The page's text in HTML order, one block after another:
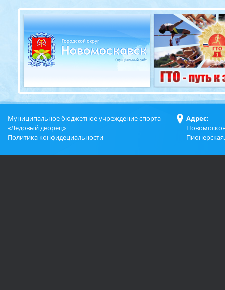
Муниципальное бюджетное учреждение спорта
«Ледовый дворец»
Политика конфидециальности
Адрес: